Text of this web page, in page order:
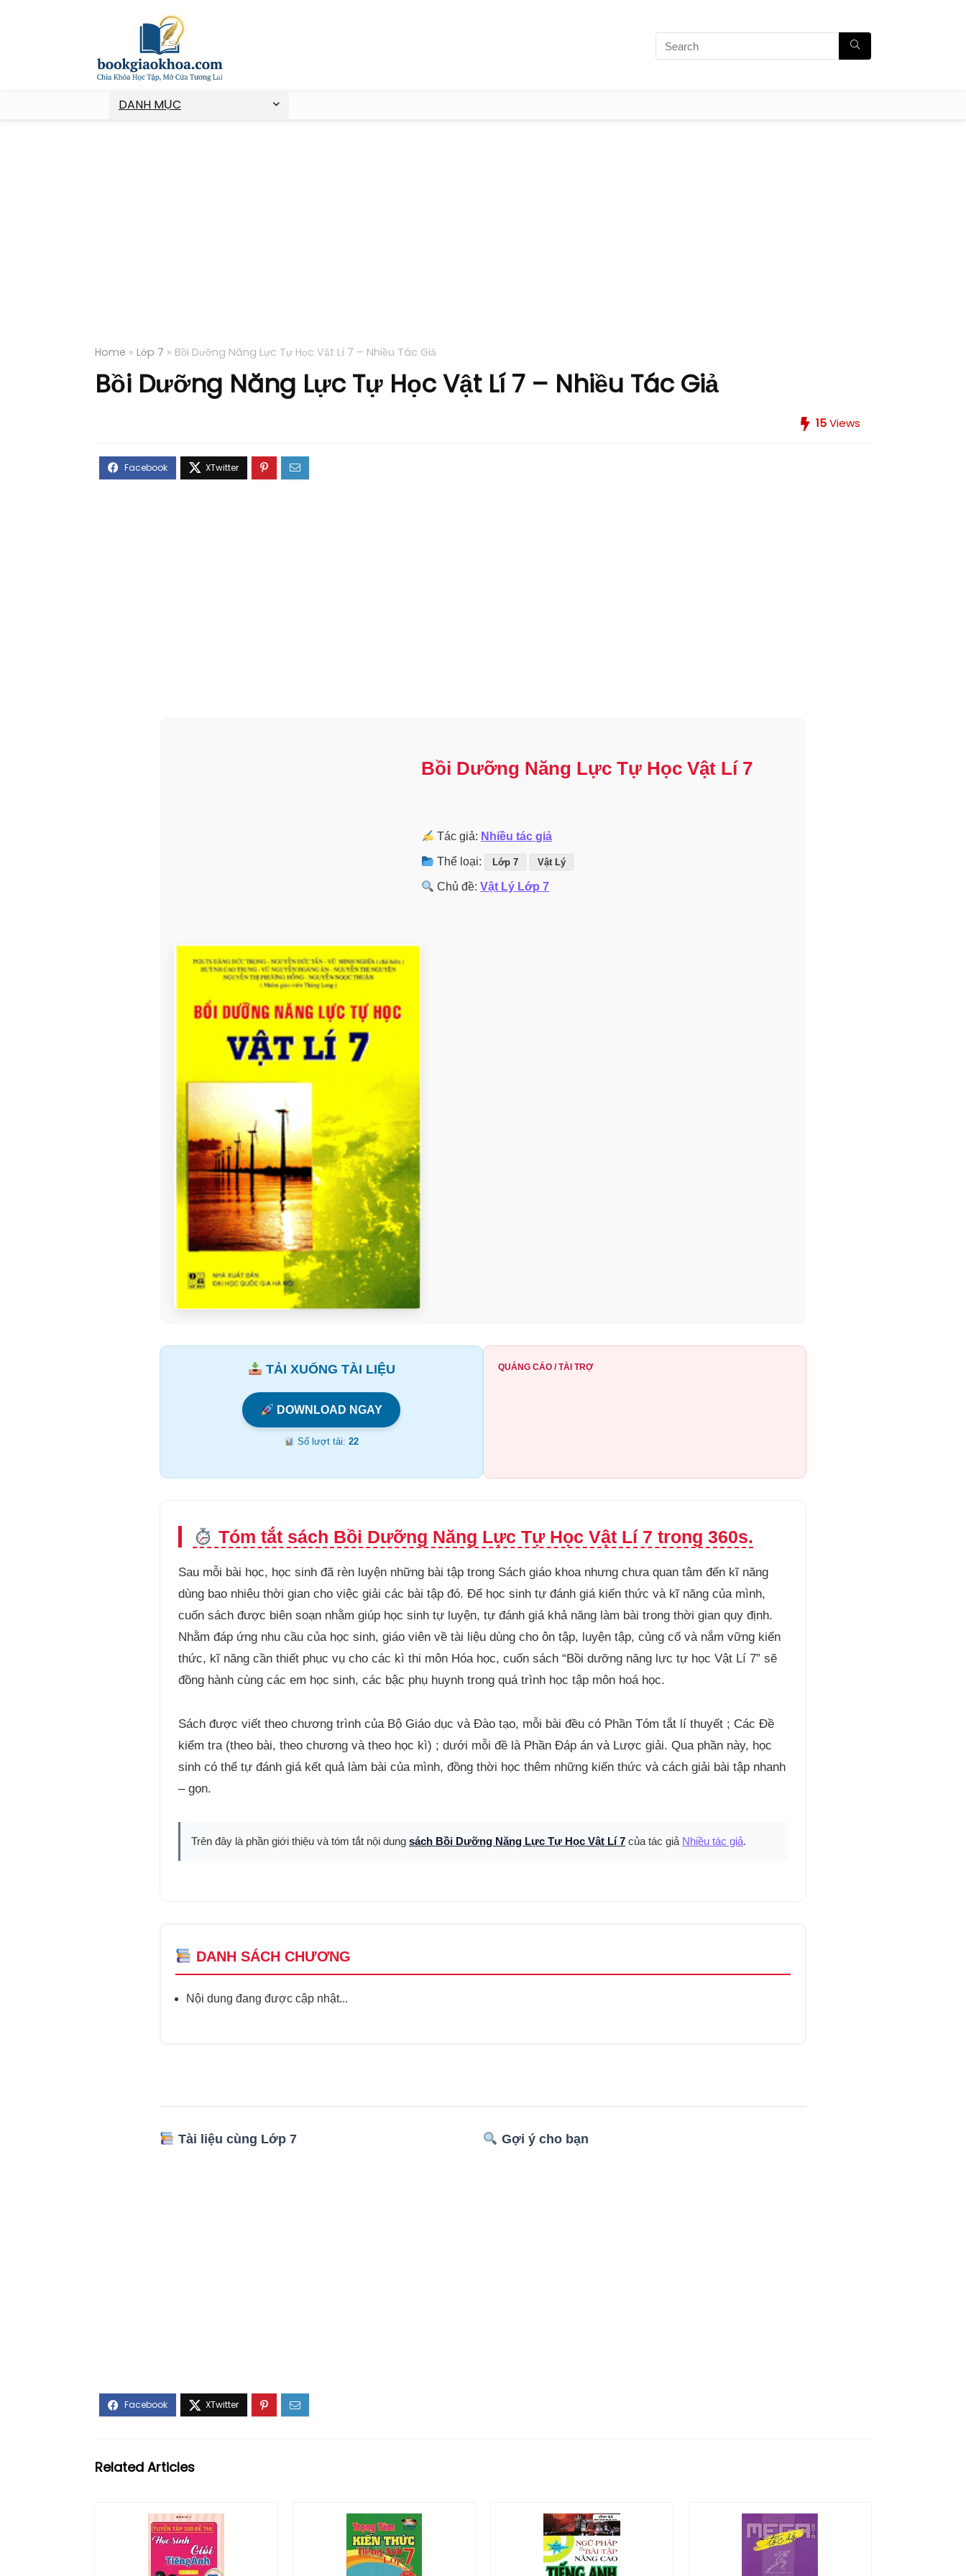
DANH MỤC
Home » Lớp 7 » Bồi Dưỡng Năng Lực Tự Học Vật Lí 7 – Nhiều Tác Giả
Bồi Dưỡng Năng Lực Tự Học Vật Lí 7 – Nhiều Tác Giả
15Views
Bồi Dưỡng Năng Lực Tự Học Vật Lí 7
Tác giả: Nhiều tác giả
Thể loại: Lớp 7 Vật Lý
Chủ đề:Vật Lý Lớp 7
TẢI XUỐNG TÀI LIỆU
DOWNLOAD NGAY
Số lượt tải: 22
QUẢNG CÁO / TÀI TRỢ
Tóm tắt sách Bồi Dưỡng Năng Lực Tự Học Vật Lí 7 trong 360s.
Sau mỗi bài học, học sinh đã rèn luyện những bài tập trong Sách giáo khoa nhưng chưa quan tâm đến kĩ năng
dùng bao nhiêu thời gian cho việc giải các bài tập đó. Để học sinh tự đánh giá kiến thức và kĩ năng của mình,
cuốn sách được biên soạn nhằm giúp học sinh tự luyện, tự đánh giá khả năng làm bài trong thời gian quy định.
Nhằm đáp ứng nhu cầu của học sinh, giáo viên về tài liệu dùng cho ôn tập, luyện tập, củng cố và nắm vững kiến
thức, kĩ năng cần thiết phục vụ cho các kì thi môn Hóa học, cuốn sách “Bồi dưỡng năng lực tự học Vật Lí 7” sẽ
đồng hành cùng các em học sinh, các bậc phụ huynh trong quá trình học tập môn hoá học.
Sách được viết theo chương trình của Bộ Giáo dục và Đào tạo, mỗi bài đều có Phần Tóm tắt lí thuyết ; Các Đề
kiểm tra (theo bài, theo chương và theo học kì) ; dưới mỗi đề là Phần Đáp án và Lược giải. Qua phần này, học
sinh có thể tự đánh giá kết quả làm bài của mình, đồng thời học thêm những kiến thức và cách giải bài tập nhanh
– gọn.
Trên đây là phần giới thiệu và tóm tắt nội dung sách Bồi Dưỡng Năng Lực Tự Học Vật Lí 7 của tác giả Nhiều tác giả.
DANH SÁCH CHƯƠNG
Nội dung đang được cập nhật...
Tài liệu cùng Lớp 7 Gợi ý cho bạn
Related Articles